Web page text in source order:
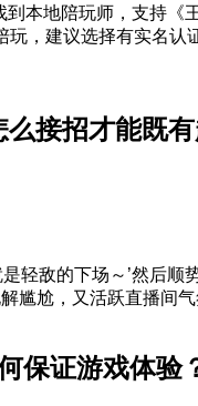
到本地陪玩师，支持《
玩，建议选择有实名认
接招才能既
轻敌的下场～’然后顺
尴尬，又活跃直播间
保证游戏体验